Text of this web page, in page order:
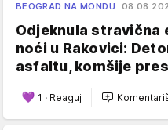
BEOGRAD NA MONDU
Odjeknula stravična
noći u Rakovici:
asfaltu, komšije
1 · Reaguj